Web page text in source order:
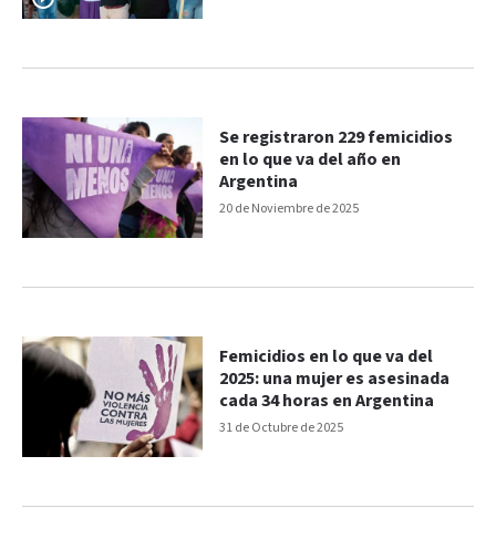
20 de Noviembre de 2025
Se registraron 229 femicidios
en lo que va del año en
Argentina
31 de Octubre de 2025
Femicidios en lo que va del
2025: una mujer es asesinada
cada 34 horas en Argentina